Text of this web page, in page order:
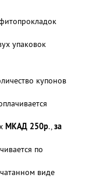
упаковок
купонов
МКАД 250р.,за
по
виде